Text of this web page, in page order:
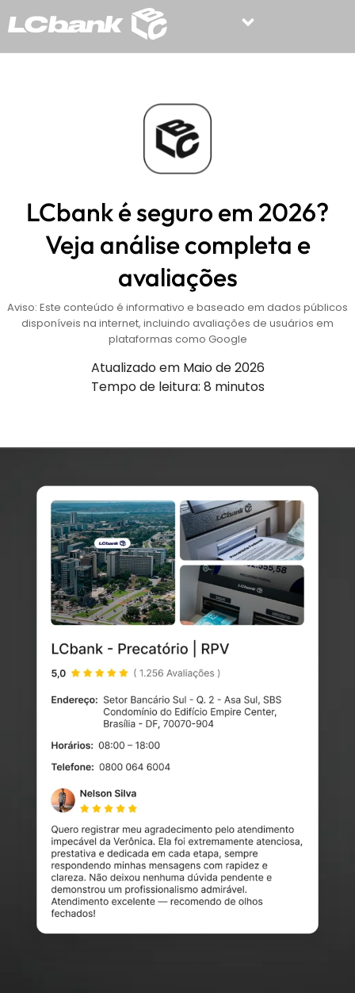
LCbank é seguro em 2026?
Veja análise completa e
avaliações
Aviso: Este conteúdo é informativo e baseado em dados públicos
disponíveis na internet, incluindo avaliações de usuários em
plataformas como Google
Atualizado em Maio de 2026
Tempo de leitura: 8 minutos